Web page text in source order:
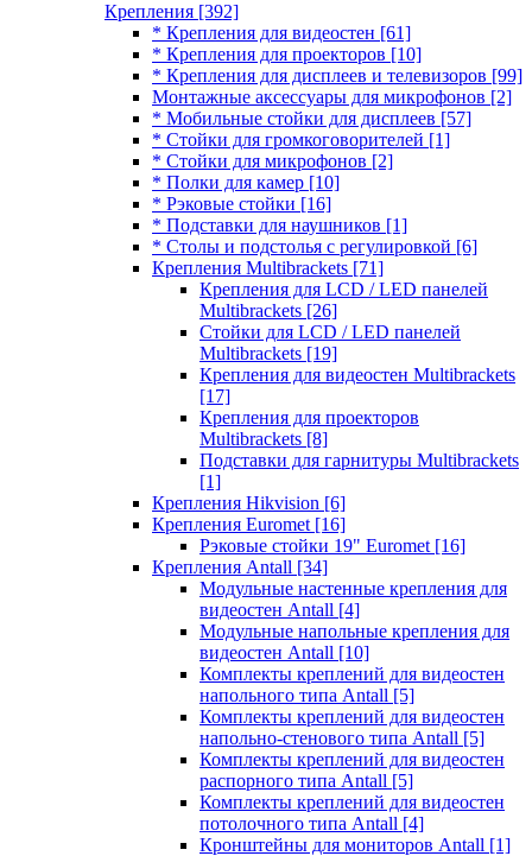
Крепления [392]
* Крепления для видеостен [61]
* Крепления для проекторов [10]
* Крепления для дисплеев и телевизоров [99]
Монтажные аксессуары для микрофонов [2]
* Мобильные стойки для дисплеев [57]
* Стойки для громкоговорителей [1]
* Стойки для микрофонов [2]
* Полки для камер [10]
* Рэковые стойки [16]
* Подставки для наушников [1]
* Столы и подстолья с регулировкой [6]
Крепления Multibrackets [71]
Крепления для LCD / LED панелей
Multibrackets [26]
Стойки для LCD / LED панелей
Multibrackets [19]
Крепления для видеостен Multibrackets
[17]
Крепления для проекторов
Multibrackets [8]
Подставки для гарнитуры Multibrackets
[1]
Крепления Hikvision [6]
Крепления Euromet [16]
Рэковые стойки 19" Euromet [16]
Крепления Antall [34]
Модульные настенные крепления для
видеостен Antall [4]
Модульные напольные крепления для
видеостен Antall [10]
Комплекты креплений для видеостен
напольного типа Antall [5]
Комплекты креплений для видеостен
напольно-стенового типа Antall [5]
Комплекты креплений для видеостен
распорного типа Antall [5]
Комплекты креплений для видеостен
потолочного типа Antall [4]
Кронштейны для мониторов Antall [1]